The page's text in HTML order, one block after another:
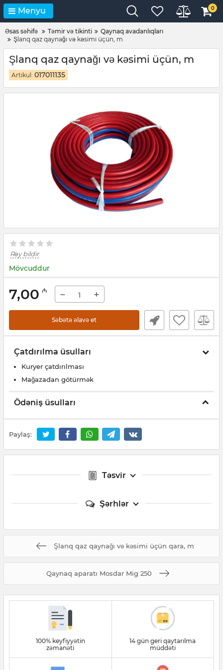
Menyu 0
Əsas səhifə Təmir və tikinti
Qaynaq avadanlıqları
Şlanq qaz qaynağı və kəsimi üçün, m
Şlanq qaz qaynağı və kəsimi üçün, m
Artikul: 017011135
Rəy bildir
Mövcuddur
7,00 ₼ − +
Səbətə əlavə et
Çatdırılma üsulları
Kuryer çatdırılması
Mağazadan götürmək
Ödəniş üsulları
Paylaş:
Təsvir
Şərhlər
Şlanq qaz qaynağı və kəsimi üçün qara, m
Qaynaq aparatı Mosdar Mig 250
100% keyfiyyətin
zəmanəti
14 gün geri qaytarılma
müddəti